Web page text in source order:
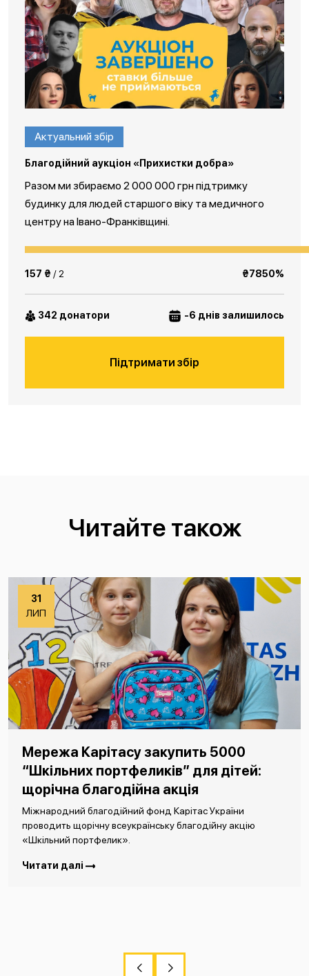
Актуальний збір
Благодійний аукціон «Прихистки добра»
Разом ми збираємо 2 000 000 грн підтримку
будинку для людей старшого віку та медичного
центру на Івано-Франківщині.
157 ₴ / 2 ₴7850%
342 донатори -6 днів залишилось
Підтримати збір
Читайте також
31
ЛИП
Мережа Карітасу закупить 5000
“Шкільних портфеликів” для дітей:
щорічна благодійна акція
Міжнародний благодійний фонд Карітас України
проводить щорічну всеукраїнську благодійну акцію
«Шкільний портфелик».
Читати далі